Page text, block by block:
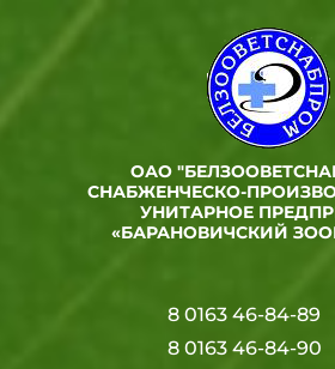
ОАО
СНАБЖЕНЧЕСКО-
УНИТАРНОЕ
«БАРАНОВИЧСКИЙ
8 0163 46-84-89
8 0163 46-84-90